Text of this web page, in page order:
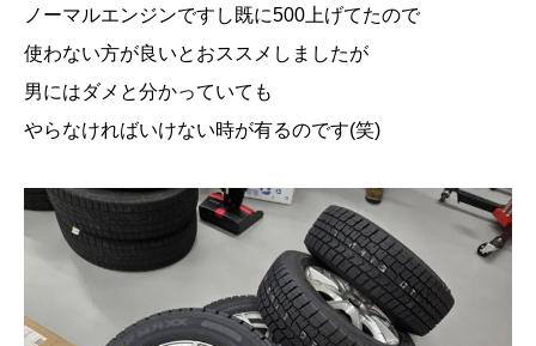
ノーマルエンジンですし既に500上げてたので
使わない方が良いとおススメしましたが
男にはダメと分かっていても
やらなければいけない時が有るのです(笑)